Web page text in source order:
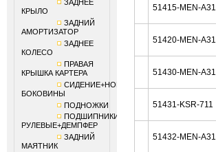
ЗАДНЕЕ
КРЫЛО
ЗАДНИЙ
АМОРТИЗАТОР
ЗАДНЕЕ
КОЛЕСО
ПРАВАЯ
КРЫШКА КАРТЕРА
СИДЕНИЕ+НОМЕРНЫЕ
БОКОВИНЫ
ПОДНОЖКИ
ПОДШИПНИКИ
РУЛЕВЫЕ+ДЕМПФЕР
ЗАДНИЙ
МАЯТНИК
51415-MEN-A31
51420-MEN-A31
51430-MEN-A31
51431-KSR-711
51432-MEN-A31